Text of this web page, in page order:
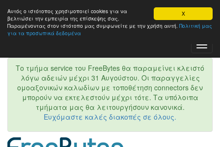
X
Αυτός ο ιστότοπος χρησιμοποιεί cookies για να
βελτιώσει την εμπειρία της επίσκεψης σας.
Παραμένοντας στον ιστότοπo μας συμφωνείτε με την χρήση αυτή. Πολιτική μας
για τα προσωπικά δεδομένα
Το τμήμα service του FreeBytes θα παραμείνει κλειστό
λόγω αδειών μέχρι 31 Αυγούστου. Οι παραγγελίες
ομοαξονικών καλωδίων με τοποθέτηση connectors δεν
μπορούν να εκτελεστούν μέχρι τότε. Τα υπόλοιπα
τμήματα μας θα λειτουργήσουν κανονικά.
Ευχόμαστε καλές διακοπές σε όλους.